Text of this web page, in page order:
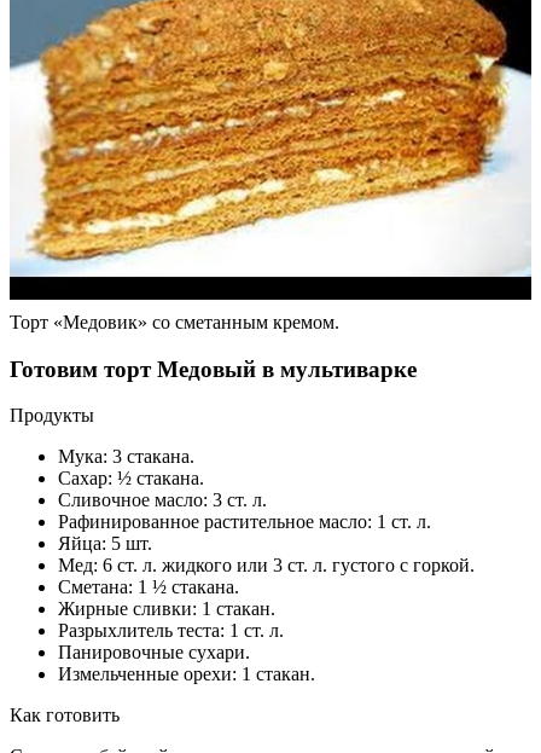
Торт «Медовик» со сметанным кремом.
Готовим торт Медовый в мультиварке
Продукты
Мука: 3 стакана.
Сахар: ½ стакана.
Сливочное масло: 3 ст. л.
Рафинированное растительное масло: 1 ст. л.
Яйца: 5 шт.
Мед: 6 ст. л. жидкого или 3 ст. л. густого с горкой.
Сметана: 1 ½ стакана.
Жирные сливки: 1 стакан.
Разрыхлитель теста: 1 ст. л.
Панировочные сухари.
Измельченные орехи: 1 стакан.
Как готовить